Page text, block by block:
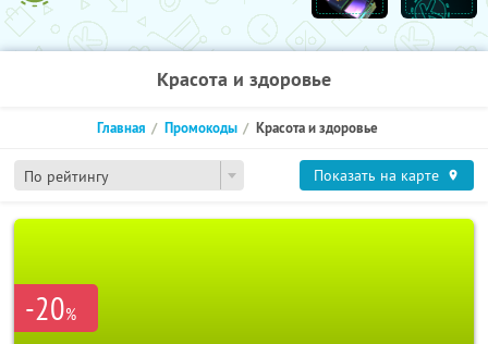
Красота и здоровье
По рейтингу
Главная Промокоды Красота и здоровье
Показать на карте
-20%